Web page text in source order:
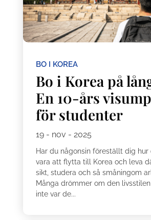
BO I KOREA
Bo i Korea på
En 10-års
för studenter
19 - nov - 2025
Har du någonsin föreställt dig hur
vara att flytta till Korea och leva
sikt, studera och så småningom
Många drömmer om den
inte var de...